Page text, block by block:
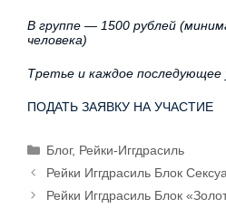
В группе — 1500 рублей
человека)
Третье и каждое последующее
ПОДАТЬ ЗАЯВКУ НА УЧАСТИЕ
Блог, Рейки-Иггдрасиль
Рейки Иггдрасиль Блок
Рейки Иггдрасиль Блок